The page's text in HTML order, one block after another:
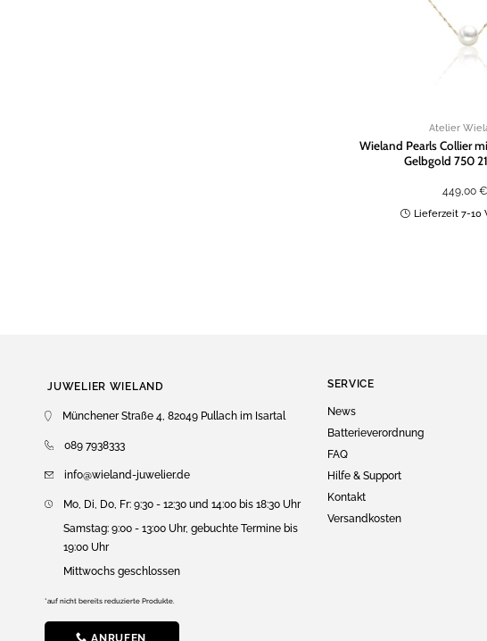
Atelier
Wieland Pearls Collier
Gelbgold 750
449,00€
Lieferzeit 7-10
JUWELIER WIELAND
Münchener Straße 4, 82049 Pullach im Isartal
089 7938333
info@wieland-juwelier.de
Mo, Di, Do, Fr: 9:30 - 12:30 und 14:00 bis 18:30 Uhr
Samstag: 9:00 - 13:00 Uhr, gebuchte Termine bis
19:00 Uhr
Mittwochs geschlossen
*auf nicht bereits reduzierte Produkte.
ANRUFEN
SERVICE
News
Batterieverordnung
FAQ
Hilfe & Support
Kontakt
Versandkosten